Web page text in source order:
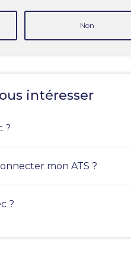
Non
intéresser
?
mon ATS ?
?